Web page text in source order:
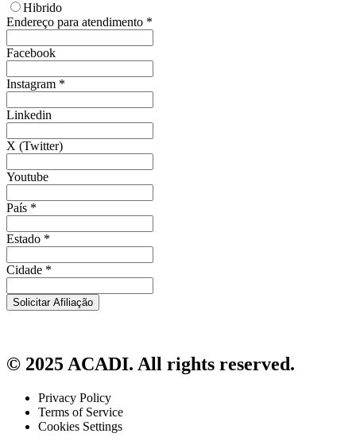
Hibrido
Endereço para atendimento *
Facebook
Instagram *
Linkedin
X (Twitter)
Youtube
País *
Estado *
Cidade *
Solicitar Afiliação
© 2025 ACADI. All rights reserved.
Privacy Policy
Terms of Service
Cookies Settings